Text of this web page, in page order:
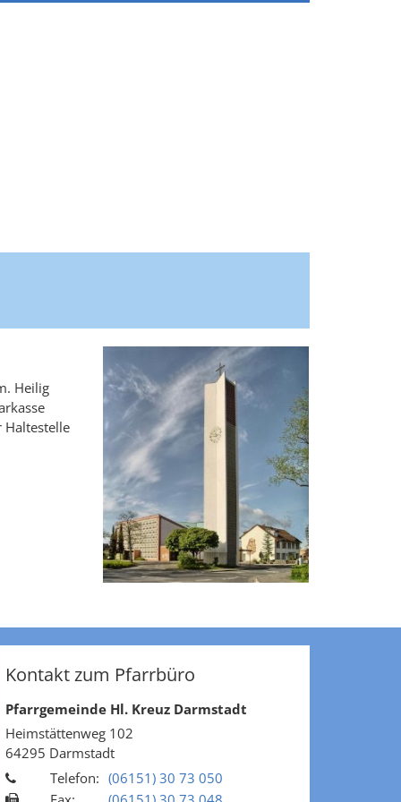
Heilig
Kontakt zum Pfarrbüro
Pfarrgemeinde Hl. Kreuz Darmstadt
Heimstättenweg 102
64295 Darmstadt
Telefon: (06151) 30 73 050